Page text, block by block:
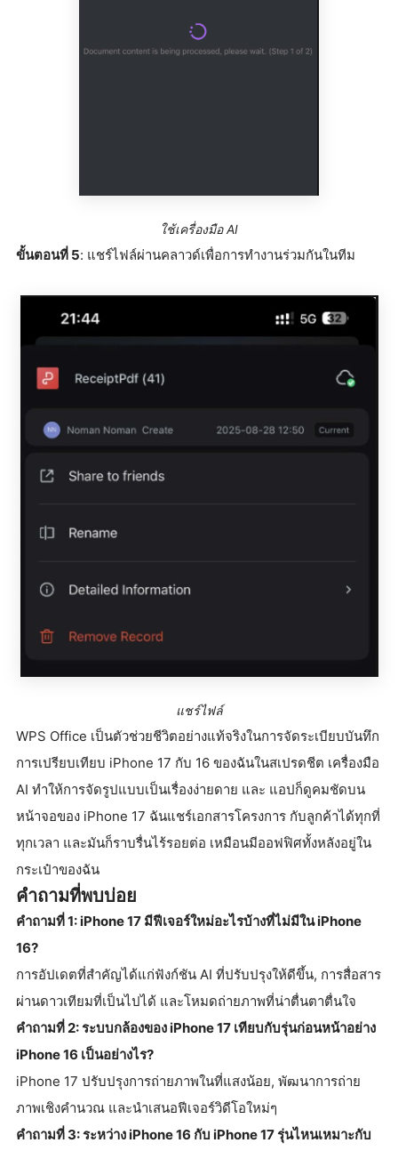
ใช้เครื่องมือ AI
ขั้นตอนที่ 5: แชร์ไฟล์ผ่านคลาวด์เพื่อการทำงานร่วมกันในทีม
แชร์ไฟล์
WPS Office เป็นตัวช่วยชีวิตอย่างแท้จริงในการจัดระเบียบบันทึก
การเปรียบเทียบ iPhone 17 กับ 16 ของฉันในสเปรดชีต เครื่องมือ
AI ทำให้การจัดรูปแบบเป็นเรื่องง่ายดาย และ แอปก็ดูคมชัดบน
หน้าจอของ iPhone 17 ฉันแชร์เอกสารโครงการ กับลูกค้าได้ทุกที่
ทุกเวลา และมันก็ราบรื่นไร้รอยต่อ เหมือนมีออฟฟิศทั้งหลังอยู่ใน
กระเป๋าของฉัน
คำถามที่พบบ่อย
คำถามที่ 1: iPhone 17 มีฟีเจอร์ใหม่อะไรบ้างที่ไม่มีใน iPhone
16?
การอัปเดตที่สำคัญได้แก่ฟังก์ชัน AI ที่ปรับปรุงให้ดีขึ้น, การสื่อสาร
ผ่านดาวเทียมที่เป็นไปได้ และโหมดถ่ายภาพที่น่าตื่นตาตื่นใจ
คำถามที่ 2: ระบบกล้องของ iPhone 17 เทียบกับรุ่นก่อนหน้าอย่าง
iPhone 16 เป็นอย่างไร?
iPhone 17 ปรับปรุงการถ่ายภาพในที่แสงน้อย, พัฒนาการถ่าย
ภาพเชิงคำนวณ และนำเสนอฟีเจอร์วิดีโอใหม่ๆ
คำถามที่ 3: ระหว่าง iPhone 16 กับ iPhone 17 รุ่นไหนเหมาะกับ